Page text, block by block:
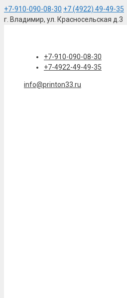
+7-910-090-08-30 +7 (4922) 49-49-35
г. Владимир, ул. Красносельская д.3
+7-910-090-08-30
+7-4922-49-49-35
info@printon33.ru